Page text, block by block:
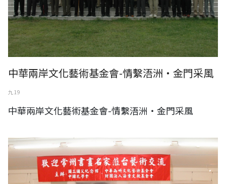
中華兩岸文化藝術基金會-情繫浯洲‧金門采風
九 19
中華兩岸文化藝術基金會-情繫浯洲‧金門采風
中華兩岸文化藝術基金會-常州書畫名家蒞台藝術交流